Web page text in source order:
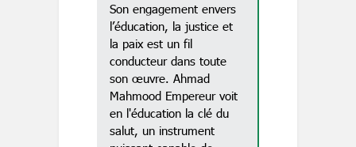
Son engagement envers
l’éducation, la justice et
la paix est un fil
conducteur dans toute
son œuvre. Ahmad
Mahmood Empereur voit
en l'éducation la clé du
salut, un instrument